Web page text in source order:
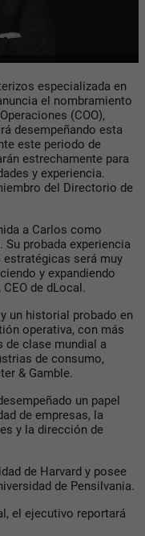
especializada en
el nombramiento
(COO),
desempeñando esta
este periodo de
estrechamente para
y experiencia.
del Directorio de
a Carlos como
probada experiencia
será muy
y expandiendo
, CEO de dLocal.
un historial probado en
operativa, con más
de clase mundial a
de consumo,
& Gamble.
un papel
de empresas, la
y la dirección de
de Harvard y posee
de Pensilvania.
, el ejecutivo reportará